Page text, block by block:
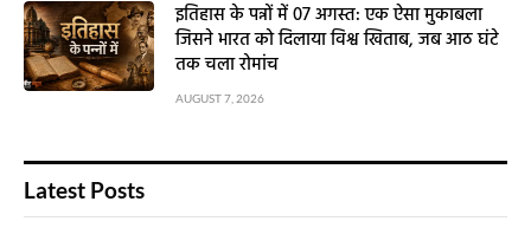
इतिहास के पन्नों में 07 अगस्त: एक ऐसा मुकाबला
जिसने भारत को दिलाया विश्व खिताब, जब आठ घंटे
तक चला रोमांच
AUGUST 7, 2026
Latest Posts